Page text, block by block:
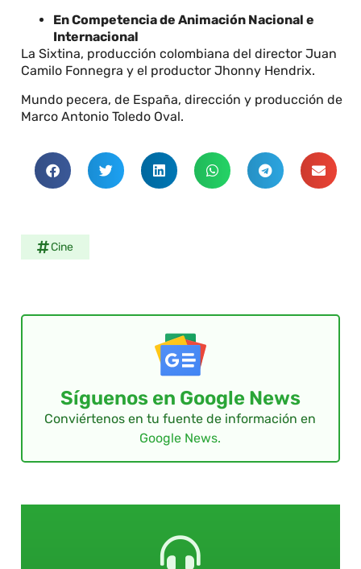
En Competencia de Animación Nacional e
Internacional
La Sixtina, producción colombiana del director Juan
Camilo Fonnegra y el productor Jhonny Hendrix.
Mundo pecera, de España, dirección y producción de
Marco Antonio Toledo Oval.
Cine
Síguenos en Google News
Conviértenos en tu fuente de información en
Google News.